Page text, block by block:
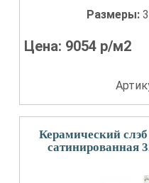
Размеры:
Цена: 9054 р/м2
Керамический
сатинированная